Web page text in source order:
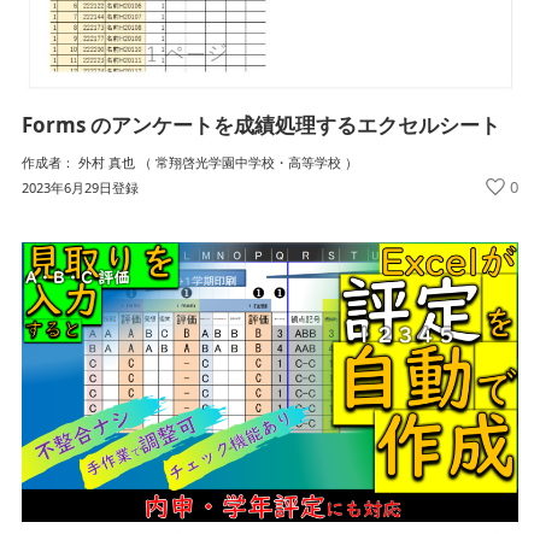
Forms のアンケートを成績処理するエクセルシート
作成者： 外村 真也 （ 常翔啓光学園中学校・高等学校 ）
2023年6月29日登録
0